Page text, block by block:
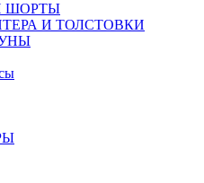
ШОРТЫ
И ТОЛСТОВКИ